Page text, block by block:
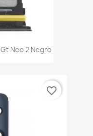
Neo 2 Negro
favorite_border